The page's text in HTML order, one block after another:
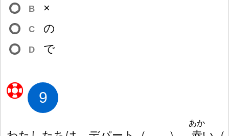
B ×
C の
D で
9
あか